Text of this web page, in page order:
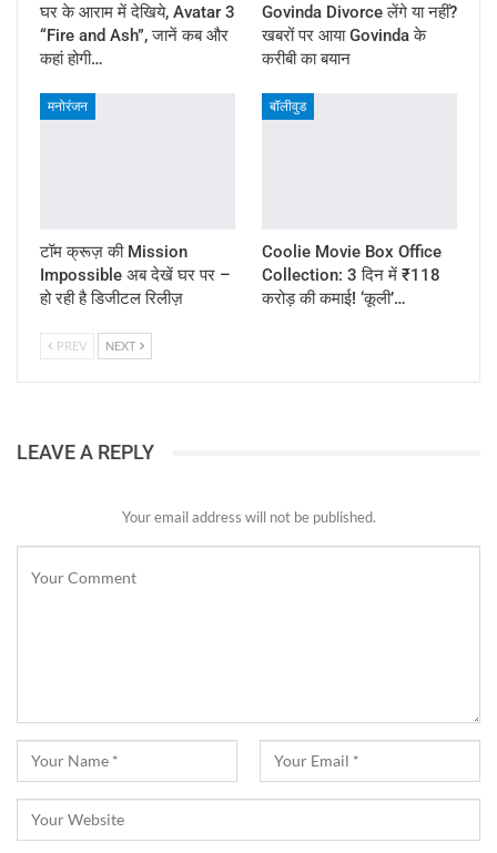
घर के आराम में देखिये, Avatar 3
“Fire and Ash”, जानें कब और
कहां होगी…
Govinda Divorce लेंगे या नहीं?
खबरों पर आया Govinda के
करीबी का बयान
मनोरंजन
टॉम क्रूज़ की Mission
Impossible अब देखें घर पर –
हो रही है डिजीटल रिलीज़
बॉलीवुड
Coolie Movie Box Office
Collection: 3 दिन में ₹118
करोड़ की कमाई! ‘कूली’…
PREV NEXT
LEAVE A REPLY
Your email address will not be published.